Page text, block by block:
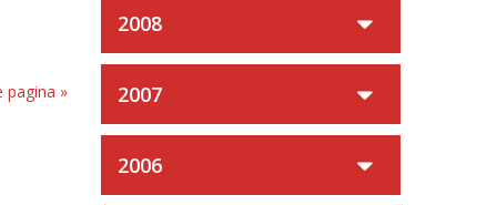
pagina »
2008
2007
2006